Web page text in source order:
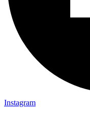
Instagram